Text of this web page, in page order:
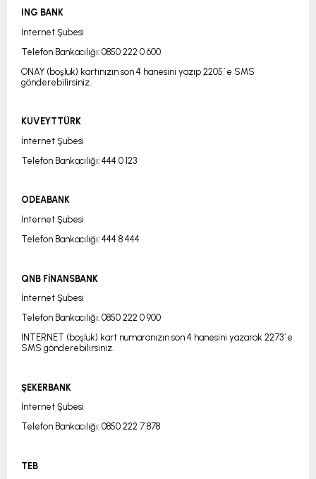
ING BANK
İnternet Şubesi
Telefon Bankacılığı: 0850 222 0 600
ONAY (boşluk) kartınızın son 4 hanesini yazıp 2205`e SMS
gönderebilirsiniz.
KUVEYTTÜRK
İnternet Şubesi
Telefon Bankacılığı: 444 0 123
ODEABANK
İnternet Şubesi
Telefon Bankacılığı: 444 8 444
QNB FİNANSBANK
İnternet Şubesi
Telefon Bankacılığı: 0850 222 0 900
INTERNET (boşluk) kart numaranızın son 4 hanesini yazarak 2273`e
SMS gönderebilirsiniz.
ŞEKERBANK
İnternet Şubesi
Telefon Bankacılığı: 0850 222 7 878
TEB